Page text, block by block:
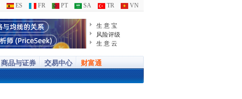
ES FR PT SA TR VN
生 意 宝
风险评级
生 意 云
商品与证券 交易中心 财富通